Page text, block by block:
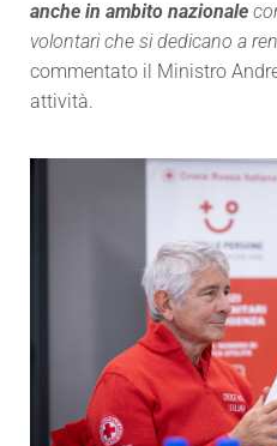
anche in ambito nazionale
volontari che si dedicano a
commentato il Ministro
attività.